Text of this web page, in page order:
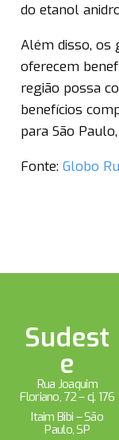
do etanol
Além disso, os
oferecem
região possa
benefícios
para São
Fonte: Globo
Sudest
e
Rua Joaquim
Floriano, 72 – cj. 176
Itaim Bibi – São
Paulo, SP